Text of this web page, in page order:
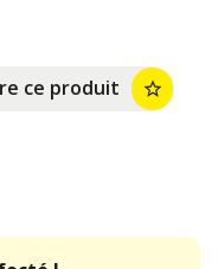
ce produit star_border